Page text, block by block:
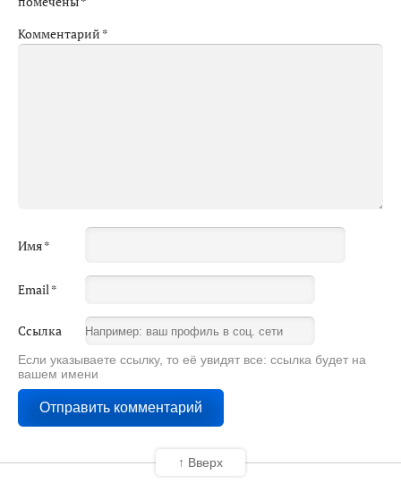
Комментарий *
Имя*
Email*
Ссылка
Если указываете ссылку, то её увидят все: ссылка будет на
вашем имени
↑ Вверх